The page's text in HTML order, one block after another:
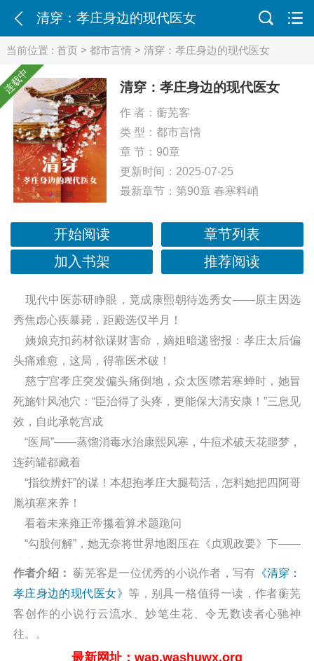
清穿：孝庄身边的现代医女
当前位置 :首页 >都市言情 > 清穿：孝庄身边的现代医女
连载中 清穿：孝庄身边的现代医女
作 者： 蘅芜客
类 型： 都市言情
章 节：90章
更新时间：2025-07-25
最新章节： 第90章 春寒料峭
开始阅读
章节列表
加入书架
推荐阅读
现代中医苏研睁眼，竟成康熙朝待选秀女——原主因选
秀焦虑心疾暴毙，距殿选仅半月！
姨娘克扣药材欲谋财害命，嫡姐暗递密报：孝庄太后偏
头痛难愈，这局，得靠医术破！
慈宁宫孝庄突发偏头痛倒地，众太医噤若寒蝉时，她冒
死施针风池穴：“臣治得了头疼，更能保大清安康！”三息见
效，自此承乾宫成
“医局”——蒸馏消毒水治康熙风寒，牛痘术破天花噩梦，
连药罐都藏着
“指纹辨奸”的谋！本想抱孝庄大腿苟活，怎料她把四阿哥
胤禛塞来养！
看着未来雍正帝攥着算术题跪问
“勾股何解”，她无奈将世界地图压在《贞观政要》下——
作者介绍： 蘅芜客是一位优秀的小说作者，写有 《清穿：
孝庄身边的现代医女》 等，别具一格值得一读，作者蘅芜
客创作的小说行云流水、妙笔生花、令无数读者心驰神
往。。
最新网址：wap.washuwx.org